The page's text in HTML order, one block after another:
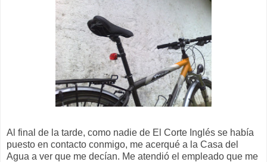
Al final de la tarde, como nadie de El Corte Inglés se había
puesto en contacto conmigo, me acerqué a la Casa del
Agua a ver que me decían. Me atendió el empleado que me